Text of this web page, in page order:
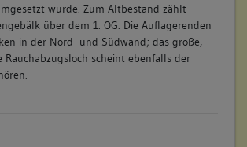
wurde. Zum Altbestand zählt
über dem 1. OG. Die Auflagerenden
in der Nord- und Südwand; das große,
Rauchabzugsloch scheint ebenfalls der